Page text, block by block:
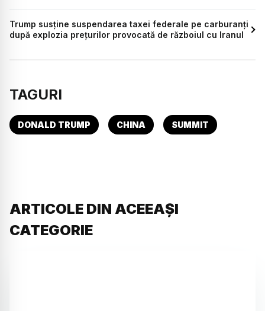
Trump susține suspendarea taxei federale pe carburanți
după explozia prețurilor provocată de războiul cu Iranul
TAGURI
DONALD TRUMP CHINA SUMMIT
ARTICOLE DIN ACEEAȘI
CATEGORIE